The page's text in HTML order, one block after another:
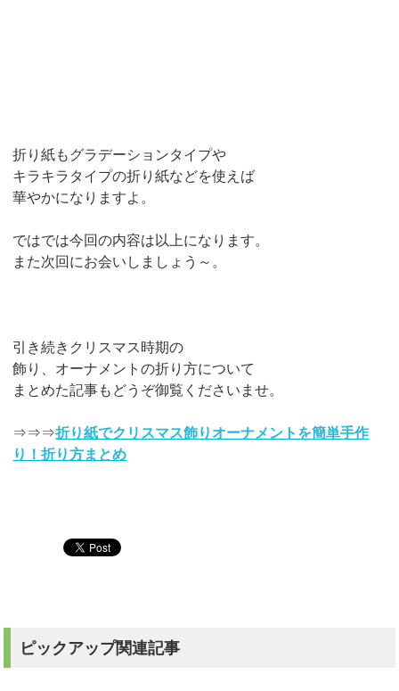
折り紙もグラデーションタイプや
キラキラタイプの折り紙などを使えば
華やかになりますよ。
ではでは今回の内容は以上になります。
また次回にお会いしましょう～。
引き続きクリスマス時期の
飾り、オーナメントの折り方について
まとめた記事もどうぞ御覧くださいませ。
⇒⇒⇒折り紙でクリスマス飾りオーナメントを簡単手作
り！折り方まとめ
ピックアップ関連記事